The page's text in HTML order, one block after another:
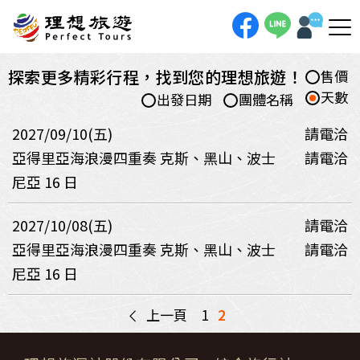
探索更多精彩行程，找到您的理想旅遊！
售價
天數
團體名稱
出發日期
2027/09/10(五)
請電洽
亞得里亞海浪漫四重奏 克斯、黑山、波士
尼亞 16 日
請電洽
2027/10/08(五)
請電洽
亞得里亞海浪漫四重奏 克斯、黑山、波士
尼亞 16 日
請電洽
< 上一頁 1 2